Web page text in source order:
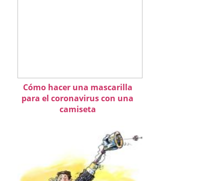
Cómo hacer una mascarilla
para el coronavirus con una
camiseta